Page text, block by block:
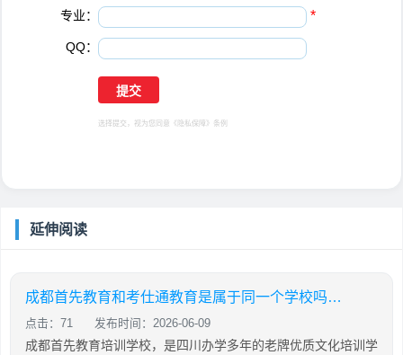
专业： *
QQ：
选择提交，视为您同意 《隐私保障》 条例
延伸阅读
成都首先教育和考仕通教育是属于同一个学校吗？两者有什么关系
点击：71 发布时间：2026-06-09
成都首先教育培训学校，是四川办学多年的老牌优质文化培训学